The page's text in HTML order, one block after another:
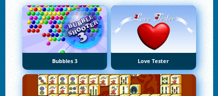
Bubbles 3 Love Tester